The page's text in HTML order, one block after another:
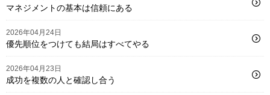
マネジメントの基本は信頼にある
2026年04月24日
優先順位をつけても結局はすべてやる
2026年04月23日
成功を複数の人と確認し合う